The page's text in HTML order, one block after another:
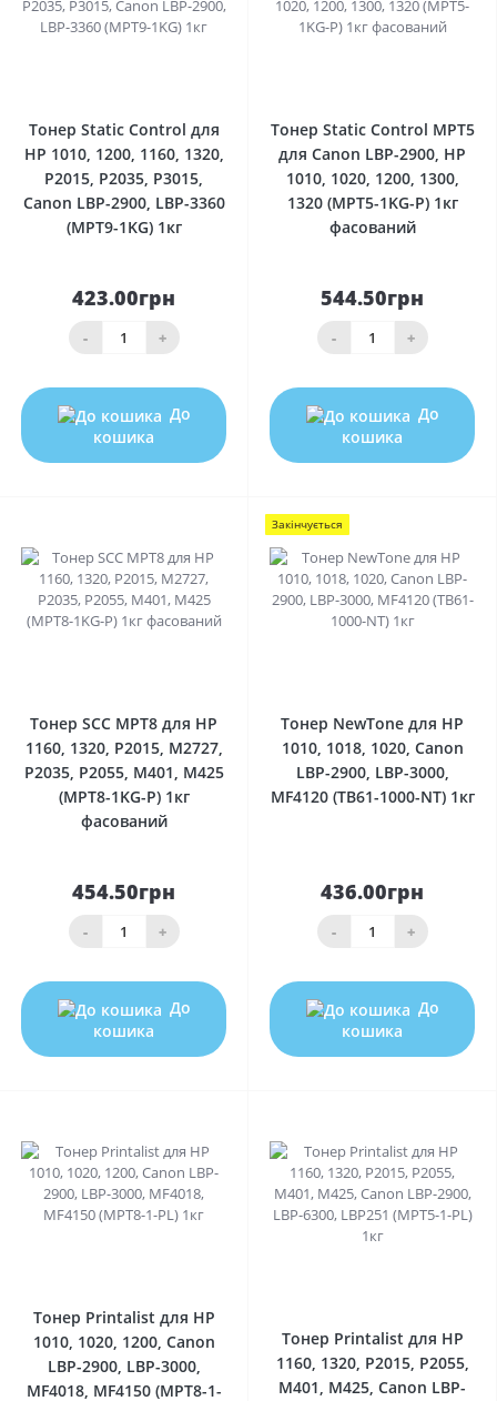
Тонер Static Control для
HP 1010, 1200, 1160, 1320,
P2015, P2035, P3015,
Canon LBP-2900, LBP-3360
(MPT9-1KG) 1кг
423.00грн
- +
До
кошика
Тонер Static Control MPT5
для Canon LBP-2900, HP
1010, 1020, 1200, 1300,
1320 (MPT5-1KG-P) 1кг
фасований
544.50грн
- +
До
кошика
Тонер SCC MPT8 для HP
1160, 1320, P2015, M2727,
P2035, P2055, M401, M425
(MPT8-1KG-P) 1кг
фасований
454.50грн
- +
До
кошика
Закінчується
Тонер NewTone для HP
1010, 1018, 1020, Canon
LBP-2900, LBP-3000,
MF4120 (TB61-1000-NT) 1кг
436.00грн
- +
До
кошика
Тонер Printalist для HP
1010, 1020, 1200, Canon
LBP-2900, LBP-3000,
MF4018, MF4150 (MPT8-1-
Тонер Printalist для HP
1160, 1320, P2015, P2055,
M401, M425, Canon LBP-